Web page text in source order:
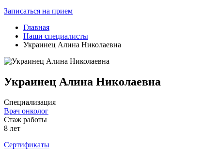
Записаться на прием
Главная
Наши специалисты
Украинец Алина Николаевна
Украинец Алина Николаевна
Специализация
Врач онколог
Стаж работы
8 лет
Сертификаты